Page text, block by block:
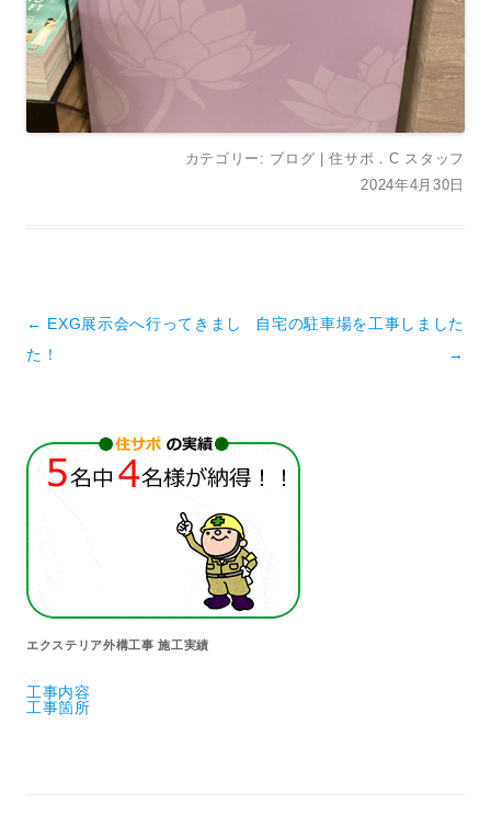
カテゴリー: ブログ |住サポ．C スタッフ
2024年4月30日
投稿ナビゲーション
← EXG展示会へ行ってきまし
た！
自宅の駐車場を工事しました
→
エクステリア外構工事 施工実績
工事内容
工事箇所